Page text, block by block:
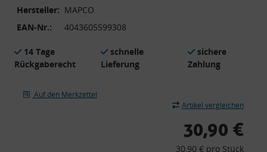
Hersteller: MAPCO
EAN-Nr.:
4043605599308
14 Tage
Rückgaberecht
schnelle
Lieferung
sichere
Zahlung
Auf den Merkzettel
Artikel vergleichen
30,90 €
30,90 € pro Stück